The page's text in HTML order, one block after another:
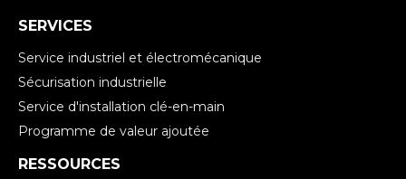
SERVICES
Service industriel et électromécanique
Sécurisation industrielle
Service d'installation clé-en-main
Programme de valeur ajoutée
RESSOURCES